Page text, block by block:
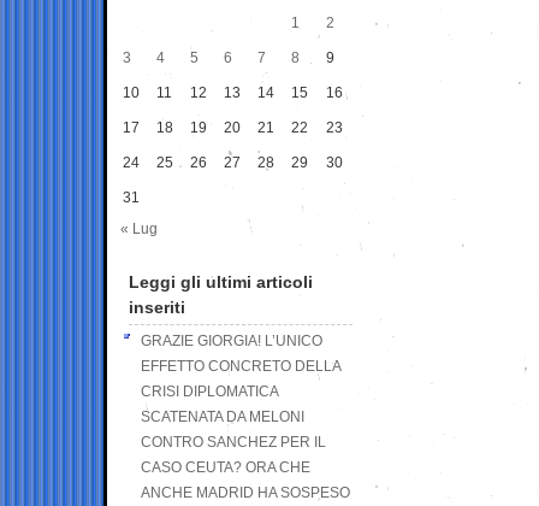
1
2
3 4 5 6 7 8 9
10 11 12 13 14 15 16
17 18 19 20 21 22 23
24 25 26 27 28 29 30
31
« Lug
Leggi gli ultimi articoli
inseriti
GRAZIE GIORGIA! L’UNICO
EFFETTO CONCRETO DELLA
CRISI DIPLOMATICA
SCATENATA DA MELONI
CONTRO SANCHEZ PER IL
CASO CEUTA? ORA CHE
ANCHE MADRID HA SOSPESO